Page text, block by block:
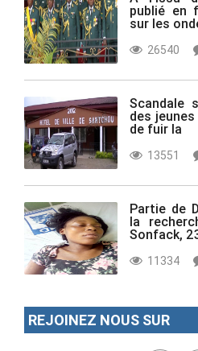
publié en
sur les
26540
Scandale
des
de fuir la
13551
Partie de
la
Sonfack,
11334
REJOINEZ NOUS SUR